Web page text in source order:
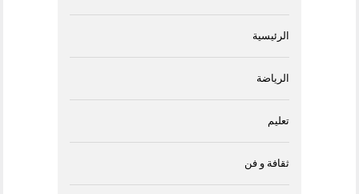
الرئيسية
الرياضة
تعليم
ثقافة و فن